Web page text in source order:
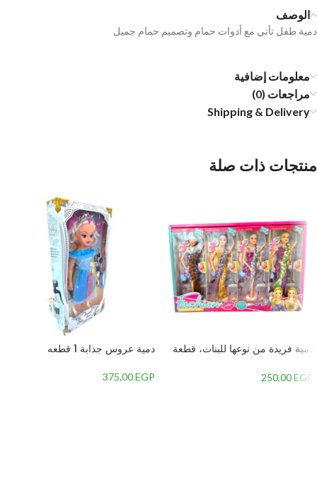
الوصف
دمية طفل تأتي مع أدوات حمام وتصميم حمام جميل
معلومات إضافية
مراجعات (0)
Shipping & Delivery
منتجات ذات صلة
دمية فريدة من نوعها للبنات، قطعة
250,00EGP
دمية عروس جذابة 1 قطعه
375,00EGP